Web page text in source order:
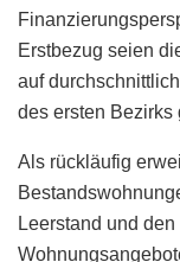
Erstbezug seien
auf
des ersten Bezirks
Als rückläufig
Leerstand und